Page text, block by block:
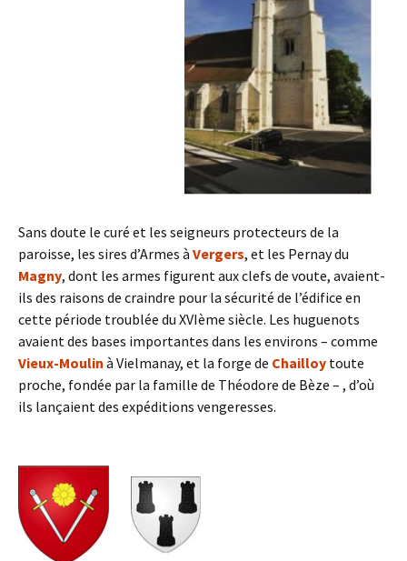
Sans doute le curé et les seigneurs protecteurs de la
paroisse, les sires d’Armes à Vergers, et les Pernay du
Magny, dont les armes figurent aux clefs de voute, avaient-
ils des raisons de craindre pour la sécurité de l’édifice en
cette période troublée du XVIème siècle. Les huguenots
avaient des bases importantes dans les environs – comme
Vieux-Moulin à Vielmanay, et la forge de Chailloy toute
proche, fondée par la famille de Théodore de Bèze – , d’où
ils lançaient des expéditions vengeresses.